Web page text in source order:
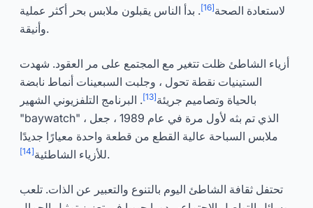
لاستعادة الصحة[16]
. بدأ الناس يقبلون ملابس بحر أكثر عملية
وأنيقة.
أزياء الشاطئ ظلت تتغير مع المجتمع على مر العقود. شهدت
الستينيات نقطة تحول ، وجلبت السبعينات أنماط نابضة
بالحياة وتصاميم جريئة[13]
. البرنامج التلفزيوني الشهير
"baywatch" ، الذي تم بثه لأول مرة في عام 1989 ، جعل
ملابس السباحة عالية القطع من قطعة واحدة معيارًا جديدًا
للأزياء الشاطئية[14] .
تحتفل ثقافة الشاطئ اليوم بالتنوع والتعبير عن الذات. تلعب